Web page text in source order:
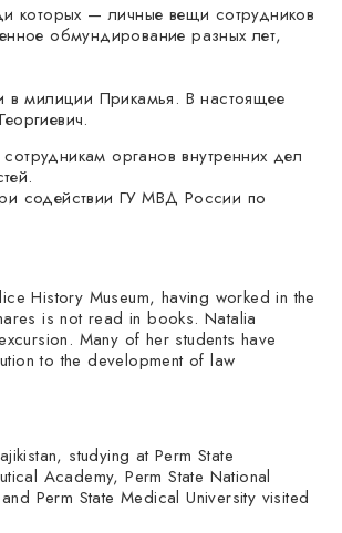
которых — личные вещи сотрудников
обмундирование разных лет,
в милиции Прикамья. В настоящее
органов внутренних дел
содействии ГУ МВД России по
History Museum, having worked in the
is not read in books. Natalia
Many of her students have
to the development of law
studying at Perm State
Academy, Perm State National
Perm State Medical University visited